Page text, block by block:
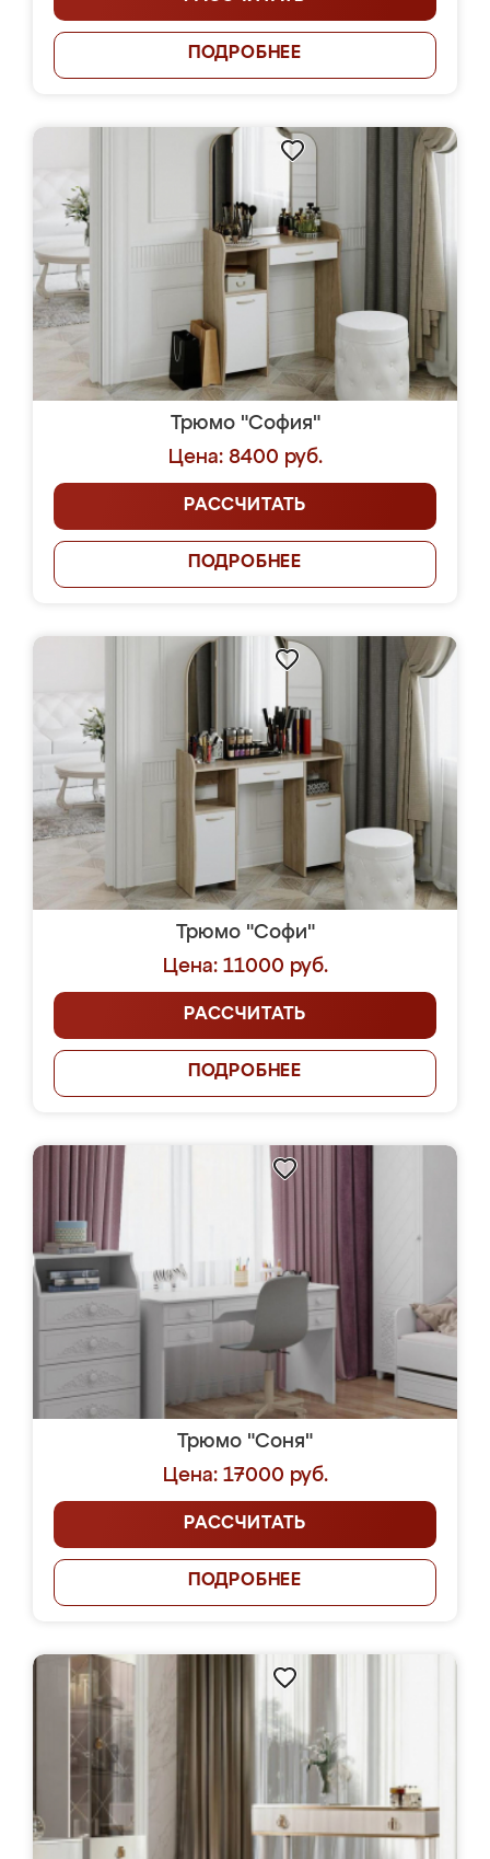
ПОДРОБНЕЕ
Трюмо "София"
Цена: 8400 руб.
РАССЧИТАТЬ
ПОДРОБНЕЕ
Трюмо "Софи"
Цена: 11000 руб.
РАССЧИТАТЬ
ПОДРОБНЕЕ
Трюмо "Соня"
Цена: 17000 руб.
РАССЧИТАТЬ
ПОДРОБНЕЕ